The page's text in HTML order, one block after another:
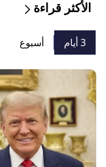
الأكثر قراءة
3 أيام أسبوع